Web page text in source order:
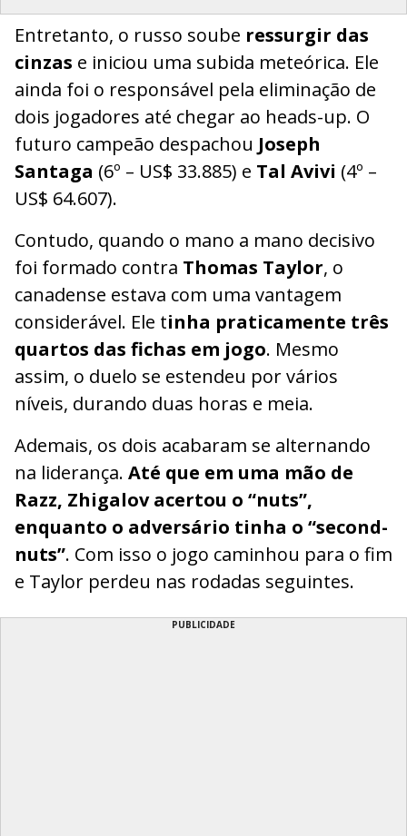
Entretanto, o russo soube ressurgir das
cinzas e iniciou uma subida meteórica. Ele
ainda foi o responsável pela eliminação de
dois jogadores até chegar ao heads-up. O
futuro campeão despachou Joseph
Santaga (6º – US$ 33.885) e Tal Avivi (4º –
US$ 64.607).
Contudo, quando o mano a mano decisivo
foi formado contra Thomas Taylor, o
canadense estava com uma vantagem
considerável. Ele tinha praticamente três
quartos das fichas em jogo. Mesmo
assim, o duelo se estendeu por vários
níveis, durando duas horas e meia.
Ademais, os dois acabaram se alternando
na liderança. Até que em uma mão de
Razz, Zhigalov acertou o “nuts”,
enquanto o adversário tinha o “second-
nuts”. Com isso o jogo caminhou para o fim
e Taylor perdeu nas rodadas seguintes.
PUBLICIDADE